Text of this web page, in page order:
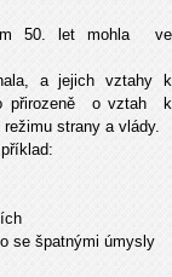
50. let mohla ve
a jejich vztahy k
přirozeně o vztah k
strany a vlády.
se špatnými úmysly